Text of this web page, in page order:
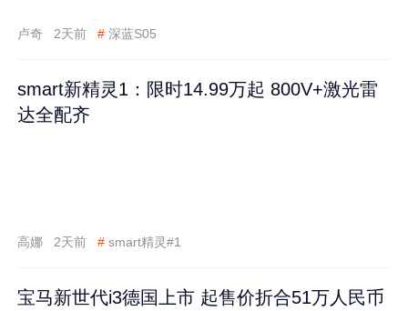
卢奇 2天前 # 深蓝S05
smart新精灵1：限时14.99万起 800V+激光雷
达全配齐
高娜 2天前 # smart精灵#1
宝马新世代i3德国上市 起售价折合51万人民币